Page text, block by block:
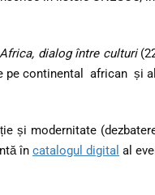
Africa, dialog între culturi
pe continental african și
și modernitate
în catalogul digital al